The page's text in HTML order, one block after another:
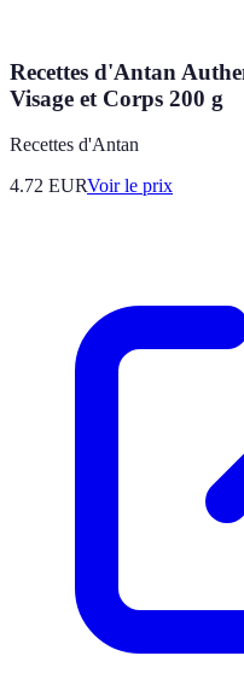
Recettes d'Antan
Visage et Corps 200 g
Recettes d'Antan
4.72 EURVoir le prix